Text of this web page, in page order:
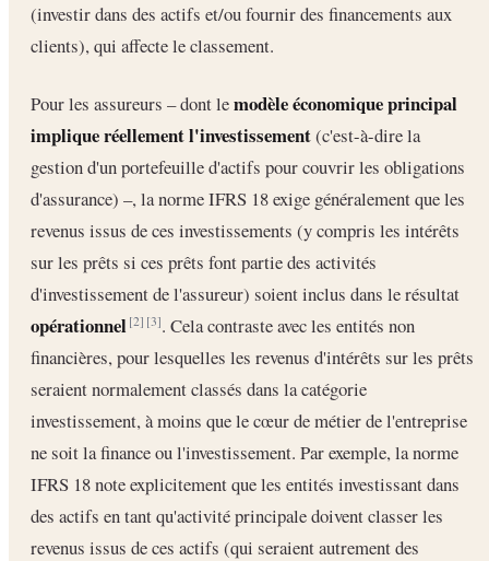
(investir dans des actifs et/ou fournir des financements aux
clients), qui affecte le classement.
Pour les assureurs – dont lemodèle économique principal
implique réellement l'investissement(c'est-à-dire la
gestion d'un portefeuille d'actifs pour couvrir les obligations
d'assurance) –, la norme IFRS 18 exige généralement que les
revenus issus de ces investissements (y compris les intérêts
sur les prêts si ces prêts font partie des activités
d'investissement de l'assureur) soient inclus dans le résultat
opérationnel [2] [3]. Cela contraste avec les entités non
financières, pour lesquelles les revenus d'intérêts sur les prêts
seraient normalement classés dans la catégorie
investissement, à moins que le cœur de métier de l'entreprise
ne soit la finance ou l'investissement. Par exemple, la norme
IFRS 18 note explicitement que les entités investissant dans
des actifs en tant qu'activité principale doivent classer les
revenus issus de ces actifs (qui seraient autrement des